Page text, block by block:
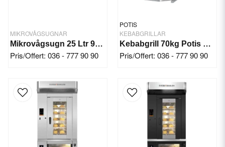
MIKROVÅGSUGNAR
Mikrovågsugn 25 Ltr 900W
Pris/Offert: 036 - 777 90 90
POTIS
KEBABGRILLAR
Kebabgrill 70kg Potis GD4/N gas(11,20 kW)
Pris/Offert: 036 - 777 90 90